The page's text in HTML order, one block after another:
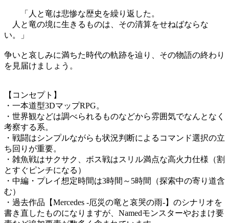
「人と竜は悲惨な歴史を繰り返した。
人と竜の境に生きるものは、その清算をせねばならな
い。」
争いと哀しみに満ちた時代の軌跡を辿り、その物語の終わり
を見届けましょう。
【コンセプト】
・一本道型3DマップRPG。
・世界観などは調べられるものなどから雰囲気でなんとなく
考察する系。
・戦闘はシンプルながらも状況判断によるコマンド選択の立
ち回りが重要。
・雑魚戦はサクサク、ボス戦はスリル満点な高火力仕様（割
とすぐピンチになる）
・中編・プレイ想定時間は3時間～5時間（探索中の寄り道含
む）
・過去作品【Mercedes -厄災の竜と哀哭の雨-】のシナリオを
書き直したものになりますが、Namedモンスターやおまけ要